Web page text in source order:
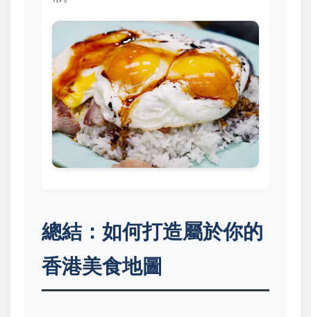
總結：如何打造屬於你的
香港美食地圖